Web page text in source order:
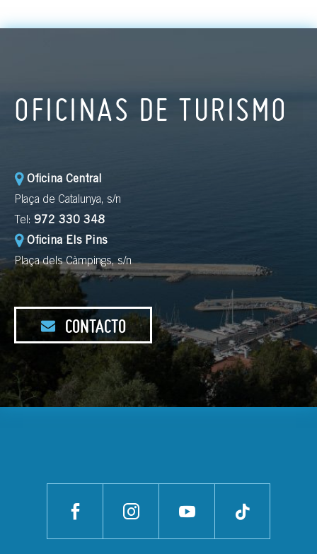
OFICINAS DE TURISMO
Oficina Central
Plaça de Catalunya, s/n
Tel: 972 330 348
Oficina Els Pins
Plaça dels Càmpings, s/n
CONTACTO